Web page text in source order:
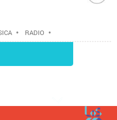
• RADIO •
•MEDIOS